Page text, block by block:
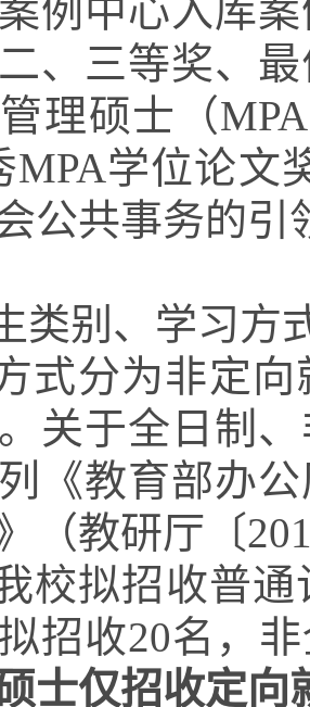
例中心入库
、三等奖、
理硕士（MPA
MPA学位论文
公共事务的
类别、学习方
式分为非定
关于全日制
《教育部办
（教研厅〔
校拟招收普
招收20名，
士仅招收定向